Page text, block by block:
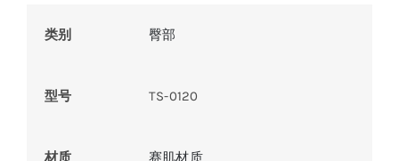
类别 臀部
型号 TS-0120
材质 赛肌材质